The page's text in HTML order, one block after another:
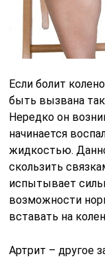
Если болит
быть вызвана
Нередко он
начинается
жидкостью.
скользить
испытывает
возможности
вставать на
Артрит – другое